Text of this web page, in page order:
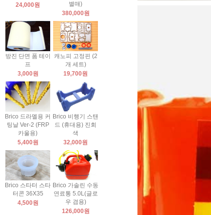
24,000원
별매)
380,000원
방진 단면 폼 테이
프
3,000원
캐노피 고정핀 (2
개 세트)
19,700원
Brico 드라멜용 커
팅날 Ver-2 (FRP
카울용)
5,400원
Brico 비행기 스탠
드 (휴대용) 진회
색
32,000원
Brico 스타터 스타
터콘 36X35
4,500원
Brico 가솔린 수동
연료통 5.0L(글로
우 겸용)
126,000원